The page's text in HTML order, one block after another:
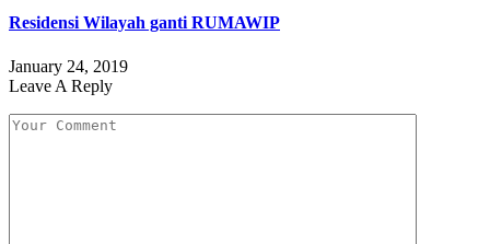
Residensi Wilayah ganti RUMAWIP
January 24, 2019
Leave A Reply